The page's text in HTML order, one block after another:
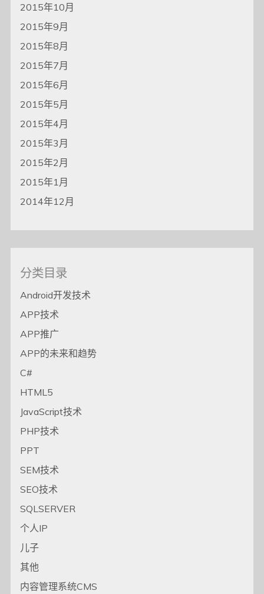
2015年10月
2015年9月
2015年8月
2015年7月
2015年6月
2015年5月
2015年4月
2015年3月
2015年2月
2015年1月
2014年12月
分类目录
Android开发技术
APP技术
APP推广
APP的未来和趋势
C#
HTML5
JavaScript技术
PHP技术
PPT
SEM技术
SEO技术
SQLSERVER
个人IP
儿子
其他
内容管理系统CMS